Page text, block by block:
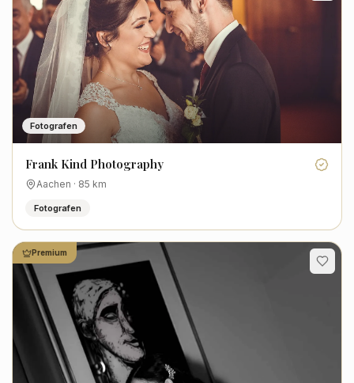
Fotografen
Frank Kind Photography
Aachen · 85 km
Fotografen
Premium